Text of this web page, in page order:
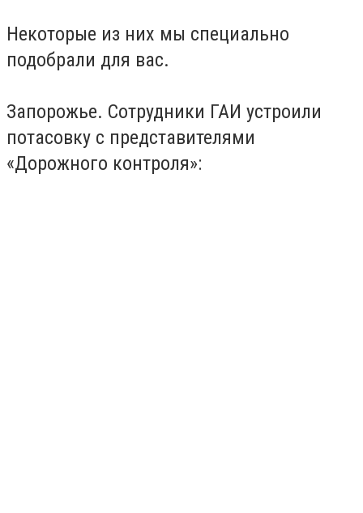
Некоторые из них мы специально
подобрали для вас.
Запорожье. Сотрудники ГАИ устроили
потасовку с представителями
«Дорожного контроля»: